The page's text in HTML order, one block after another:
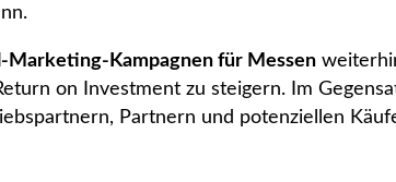
Marketing-Kampagnen für Messen
on Investment zu steigern. Im
Partnern und potenziellen